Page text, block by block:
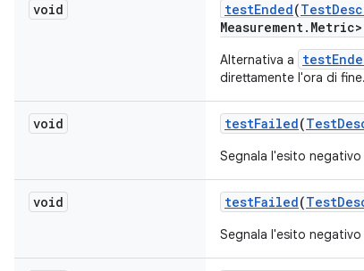
void testEnded(Test
Measurement.
Alternativa a
direttamente l'ora di fine.
void testFailed(Test
Segnala l'esito
void testFailed(Test
Segnala l'esito